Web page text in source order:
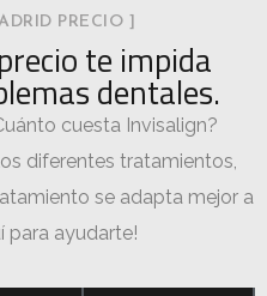
PRECIO ]
te impida
dentales.
cuesta Invisalign?
diferentes tratamientos,
se adapta mejor a
para ayudarte!